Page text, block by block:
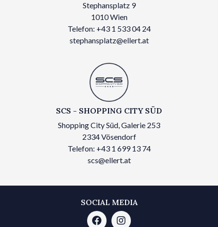
Stephansplatz 9
1010 Wien
Telefon: +43 1 533 04 24
stephansplatz@ellert.at
SCS - SHOPPING CITY SÜD
Shopping City Süd, Galerie 253
2334 Vösendorf
Telefon: +43 1 699 13 74
scs@ellert.at
SOCIAL MEDIA